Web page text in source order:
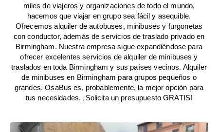
miles de viajeros y organizaciones de todo el mundo,
hacemos que viajar en grupo sea fácil y asequible.
Ofrecemos alquiler de autobuses, minibuses y furgonetas
con conductor, además de servicios de traslado privado en
Birmingham. Nuestra empresa sigue expandiéndose para
ofrecer excelentes servicios de alquiler de minibuses y
traslados en toda Birmingham y sus países vecinos. Alquiler
de minibuses en Birmingham para grupos pequeños o
grandes. OsaBus es, probablemente, la mejor opción para
tus necesidades. ¡Solicita un presupuesto GRATIS!